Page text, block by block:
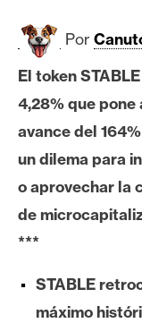
B
t
c
o
i
h
e
Por
El token
4,28% que
avance del
un dilema para
o aprovechar la
de
***
STABLE
máximo